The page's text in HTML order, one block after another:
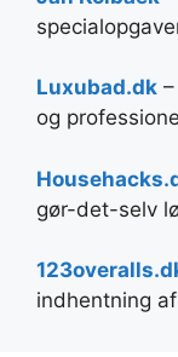
Luxubad.dk
og
gør-det-selv
indhentning